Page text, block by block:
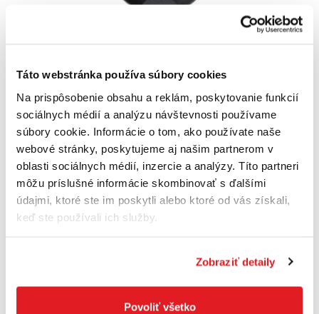
Táto webstránka používa súbory cookies
Na prispôsobenie obsahu a reklám, poskytovanie funkcií
sociálnych médií a analýzu návštevnosti používame
súbory cookie. Informácie o tom, ako používate naše
webové stránky, poskytujeme aj našim partnerom v
oblasti sociálnych médií, inzercie a analýzy. Títo partneri
môžu príslušné informácie skombinovať s ďalšími
údajmi, ktoré ste im poskytli alebo ktoré od vás získali,
keď ste používali ich služby.
Zobraziť detaily
Povoliť všetko
l | 1075523
1075523
79,99 €
,90 €
51,14 €bez DPH
Posledné 4 kusy
Do košíka